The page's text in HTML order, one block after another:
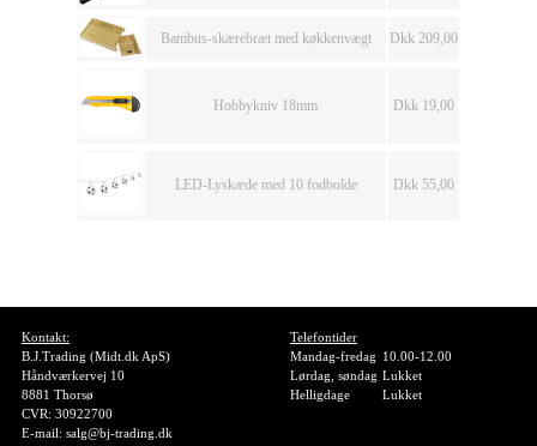
Bambus-skærebræt med køkkenvægt Dkk 209,00
Hobbykniv 18mm Dkk 19,00
LED-Lyskæde med 10 fodbolde Dkk 55,00
Kontakt:
B.J.Trading (Midt.dk ApS)
Håndværkervej 10
8881 Thorsø
CVR: 30922700
E-mail: salg@bj-trading.dk
Telefontider
Mandag-fredag 10.00-12.00
Lørdag, søndag Lukket
Helligdage
Lukket